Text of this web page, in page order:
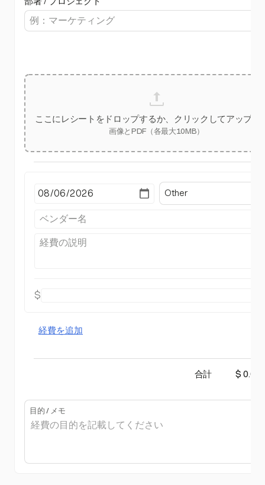
ここにレシートをドロップするか、クリックしてアップロ
画像とPDF（各最大10MB）
Other
$
経費を追加
合計 $ 0.00
目的 / メモ